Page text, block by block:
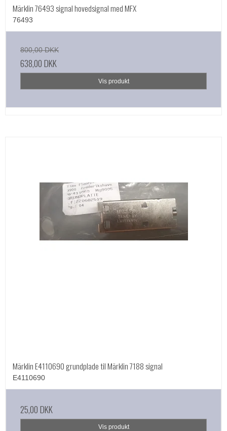
Märklin 76493 signal hovedsignal med MFX
76493
800,00 DKK
638,00 DKK
Vis produkt
Märklin E4110690 grundplade til Märklin 7188 signal
E4110690
25,00 DKK
Vis produkt